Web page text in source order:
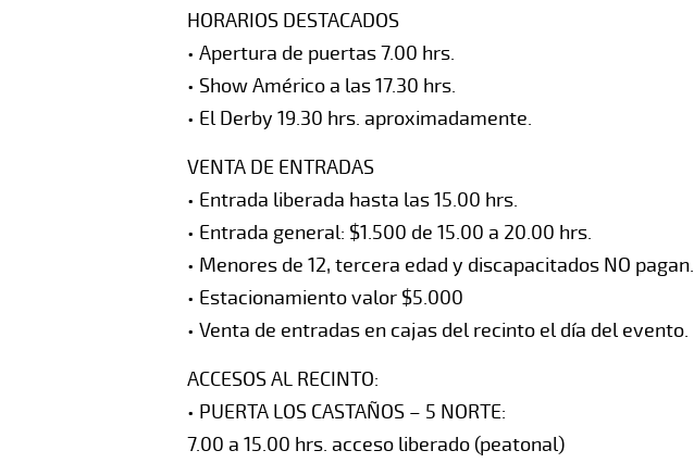
HORARIOS DESTACADOS
• Apertura de puertas 7.00 hrs.
• Show Américo a las 17.30 hrs.
• El Derby 19.30 hrs. aproximadamente.
VENTA DE ENTRADAS
• Entrada liberada hasta las 15.00 hrs.
• Entrada general: $1.500 de 15.00 a 20.00 hrs.
• Menores de 12, tercera edad y discapacitados NO pagan.
• Estacionamiento valor $5.000
• Venta de entradas en cajas del recinto el día del evento.
ACCESOS AL RECINTO:
• PUERTA LOS CASTAÑOS – 5 NORTE:
7.00 a 15.00 hrs. acceso liberado (peatonal)